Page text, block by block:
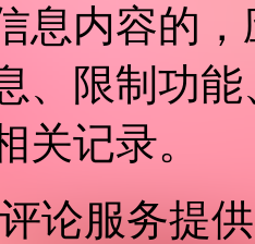
息内容的
、限制功
关记录。
论服务提